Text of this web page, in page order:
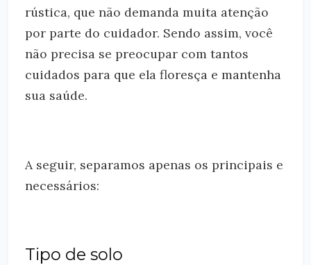
rústica, que não demanda muita atenção
por parte do cuidador. Sendo assim, você
não precisa se preocupar com tantos
cuidados para que ela floresça e mantenha
sua saúde.
A seguir, separamos apenas os principais e
necessários:
Tipo de solo